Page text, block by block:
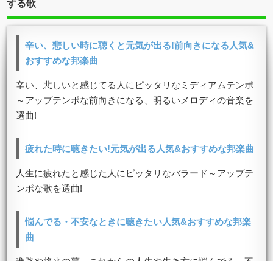
する歌
辛い、悲しい時に聴くと元気が出る!前向きになる人気&
おすすめな邦楽曲
辛い、悲しいと感じてる人にピッタリなミディアムテンポ
～アップテンポな前向きになる、明るいメロディの音楽を
選曲!
疲れた時に聴きたい!元気が出る人気&おすすめな邦楽曲
人生に疲れたと感じた人にピッタリなバラード～アップテ
ンポな歌を選曲!
悩んでる・不安なときに聴きたい人気&おすすめな邦楽
曲